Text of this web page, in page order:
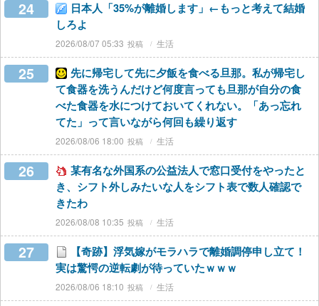
24
日本人「35%が離婚します」←もっと考えて結婚
しろよ
2026/08/07 05:33 生活
25
先に帰宅して先に夕飯を食べる旦那。私が帰宅し
て食器を洗うんだけど何度言っても旦那が自分の食
べた食器を水につけておいてくれない。「あっ忘れ
てた」って言いながら何回も繰り返す
2026/08/06 18:00 生活
26
某有名な外国系の公益法人で窓口受付をやったと
き、シフト外しみたいな人をシフト表で数人確認で
きたわ
2026/08/08 10:35 生活
27
【奇跡】浮気嫁がモラハラで離婚調停申し立て！
実は驚愕の逆転劇が待っていたｗｗｗ
2026/08/06 18:10 生活